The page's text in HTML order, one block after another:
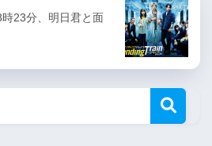
23分、明日君と面